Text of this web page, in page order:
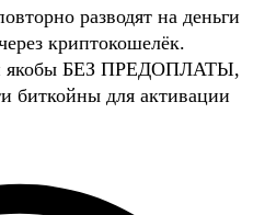
разводят на деньги
криптокошелёк.
якобы БЕЗ ПРЕДОПЛАТЫ,
биткойны для активации